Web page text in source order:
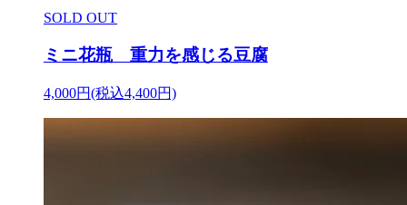
SOLD OUT
ミニ花瓶 重力を感じる豆腐
4,000円(税込4,400円)